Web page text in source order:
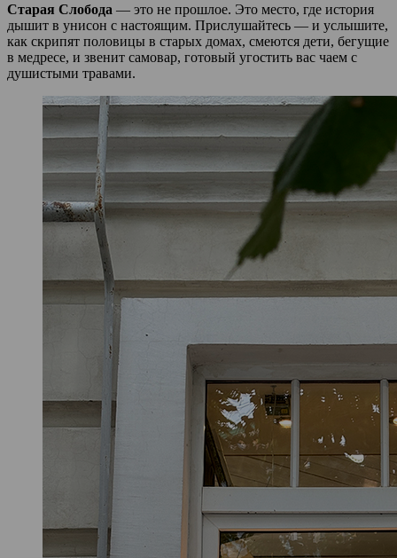
Старая Слобода — это не прошлое. Это место, где история
дышит в унисон с настоящим. Прислушайтесь — и услышите,
как скрипят половицы в старых домах, смеются дети, бегущие
в медресе, и звенит самовар, готовый угостить вас чаем с
душистыми травами.